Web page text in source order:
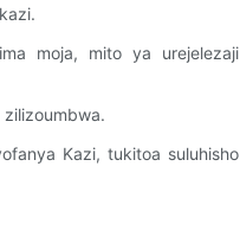
moja, mito ya urejelezaji
Kazi, tukitoa suluhisho